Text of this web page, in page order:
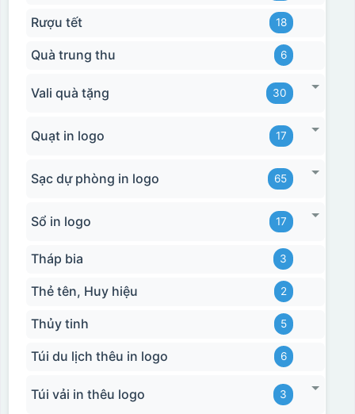
Rượu tết 18
Quà trung thu 6
Vali quà tặng 30
Quạt in logo 17
Sạc dự phòng in logo 65
Sổ in logo 17
Tháp bia 3
Thẻ tên, Huy hiệu 2
Thủy tinh 5
Túi du lịch thêu in logo 6
Túi vải in thêu logo 3